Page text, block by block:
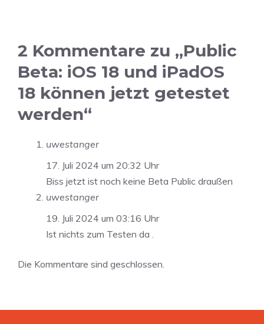
2 Kommentare zu „Public
Beta: iOS 18 und iPadOS
18 können jetzt getestet
werden“
uwestanger
17. Juli 2024 um 20:32 Uhr
Biss jetzt ist noch keine Beta Public draußen
uwestanger
19. Juli 2024 um 03:16 Uhr
Ist nichts zum Testen da .
Die Kommentare sind geschlossen.